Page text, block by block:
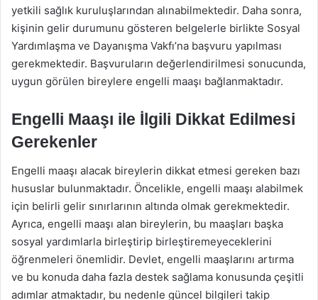
yetkili sağlık kuruluşlarından alınabilmektedir. Daha sonra,
kişinin gelir durumunu gösteren belgelerle birlikte Sosyal
Yardımlaşma ve Dayanışma Vakfı’na başvuru yapılması
gerekmektedir. Başvuruların değerlendirilmesi sonucunda,
uygun görülen bireylere engelli maaşı bağlanmaktadır.
Engelli Maaşı ile İlgili Dikkat Edilmesi
Gerekenler
Engelli maaşı alacak bireylerin dikkat etmesi gereken bazı
hususlar bulunmaktadır. Öncelikle, engelli maaşı alabilmek
için belirli gelir sınırlarının altında olmak gerekmektedir.
Ayrıca, engelli maaşı alan bireylerin, bu maaşları başka
sosyal yardımlarla birleştirip birleştiremeyeceklerini
öğrenmeleri önemlidir. Devlet, engelli maaşlarını artırma
ve bu konuda daha fazla destek sağlama konusunda çeşitli
adımlar atmaktadır, bu nedenle güncel bilgileri takip